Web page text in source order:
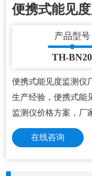
便携式能见
产品型号
TH-BN20
便携式能见度监测仪
生产经验，便携式能
监测仪价格方案，厂
在线咨询